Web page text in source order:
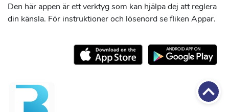
Till
Den här appen är ett verktyg som kan hjälpa dej att reglera
din känsla. För instruktioner och lösenord se fliken Appar.